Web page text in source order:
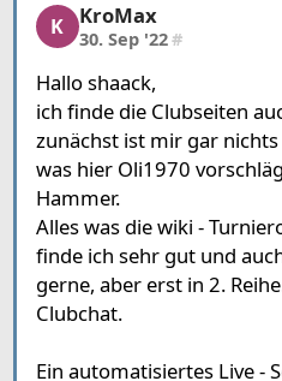
KroMax, 7/12, 30. Sep
K KroMax
30. Sep '22#
Hallo shaack,
ich finde die Clubseiten
zunächst ist mir gar
was hier Oli1970
Hammer.
Alles was die wiki -
finde ich sehr gut und
gerne, aber erst in 2.
Clubchat.
Ein automatisiertes Live -